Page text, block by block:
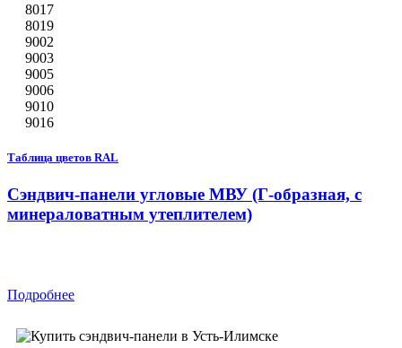
8017
8019
9002
9003
9005
9006
9010
9016
Таблица цветов RAL
Сэндвич-панели угловые МВУ (Г-образная, с
минераловатным утеплителем)
Подробнее